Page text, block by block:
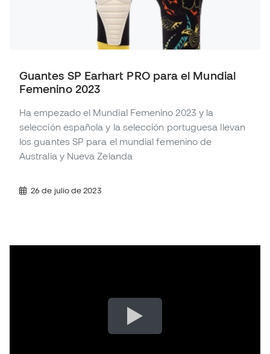
Guantes SP Earhart PRO para el Mundial
Femenino 2023
Ha empezado el Mundial Femenino 2023 y la
selección española y la selección portuguesa llevan
los guantes SP para el mundial femenino de
Australia y Nueva Zelanda
26 de julio de 2023